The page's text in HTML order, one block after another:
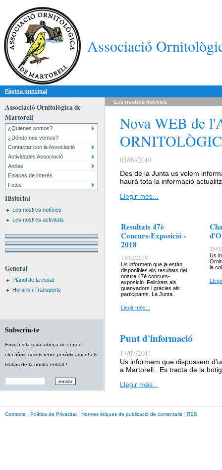
Associació
Pàgina principal
Associació Ornitològica de
Martorell
¿Quienes somos?
¿Dónde nos vemos?
Contactar con la Associació
Actividades Associació
Anillas
Enlaces de interés
Fotos
Historial
Les nostres notícies
Les nostres activitats
General
Plànol de la ciutat
Horaris i Transports
Subscriu-te
Envia'ns la teva adreça de correu
electrònic si vols rebre periòdicament els
titulars de la nostra entitat !
Les nostres noticies
Nova WEB de
02/09/2019
Des de la Junta us volem
haurà tota la informació
Llegir més...
Resultats 47è
Concurs-Exposició -
2018
13/12/2018
Us informem que ja están
disponibles els resultats del
nostre 47è concurs-
exposició. Felicitats als
guanyadors i gràcies als
participants. La Junta.
Llegir més...
25/
Us
la
Punt d'informació
17/07/2011
Us informem que dispossem
a Martorell. Es tracta de la
Llegir més...
Contacte | Política de Privacitat | Normes ètiques de publicació de comentaris | RSS